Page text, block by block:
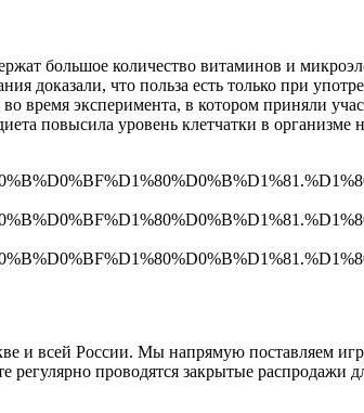
большое количество витаминов и
доказали, что польза есть только при
время эксперимента, в котором приняли
повысила уровень клетчатки в организме
и всей России. Мы напрямую поставляем
проводятся закрытые распродажи